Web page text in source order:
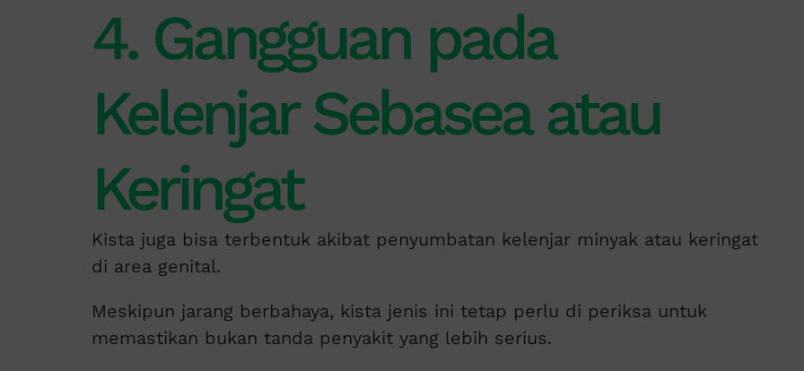
4. Gangguan pada
Kelenjar Sebasea atau
Keringat
Kista juga bisa terbentuk akibat penyumbatan kelenjar minyak atau keringat
di area genital.
Meskipun jarang berbahaya, kista jenis ini tetap perlu di periksa untuk
memastikan bukan tanda penyakit yang lebih serius.